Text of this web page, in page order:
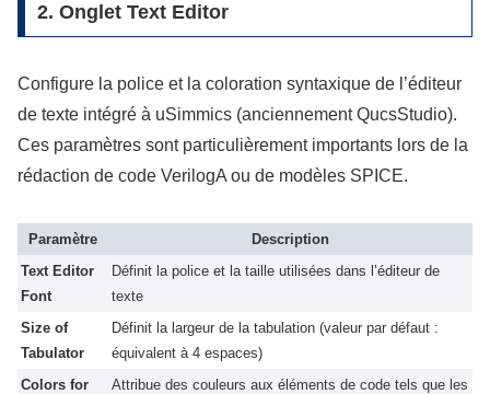
2. Onglet Text Editor
Configure la police et la coloration syntaxique de l’éditeur
de texte intégré à uSimmics (anciennement QucsStudio).
Ces paramètres sont particulièrement importants lors de la
rédaction de code VerilogA ou de modèles SPICE.
Paramètre
Description
Text Editor
Font
Définit la police et la taille utilisées dans l’éditeur de
texte
Size of
Tabulator
Définit la largeur de la tabulation (valeur par défaut :
équivalent à 4 espaces)
Colors for
Attribue des couleurs aux éléments de code tels que les